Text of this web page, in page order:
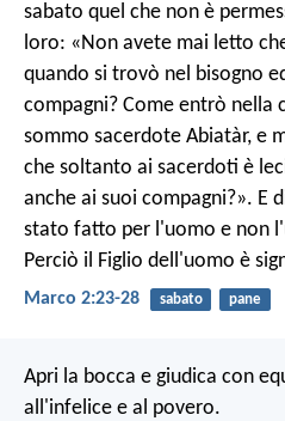
sabato quel che non è
loro: «Non avete mai letto
quando si trovò nel bisogno
compagni? Come entrò nella
sommo sacerdote Abiatàr, e
che soltanto ai sacerdoti è
anche ai suoi compagni?». E
stato fatto per l'uomo e non
Perciò il Figlio dell'uomo è
Marco 2:23-28 sabato pane
Apri la bocca e giudica con
all'infelice e al povero.